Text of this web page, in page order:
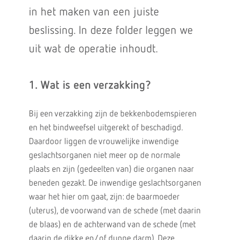
in het maken van een juiste
beslissing. In deze folder leggen we
uit wat de operatie inhoudt.
1. Wat is een verzakking?
Bij een verzakking zijn de bekkenbodemspieren
en het bindweefsel uitgerekt of beschadigd.
Daardoor liggen de vrouwelijke inwendige
geslachtsorganen niet meer op de normale
plaats en zijn (gedeelten van) die organen naar
beneden gezakt. De inwendige geslachtsorganen
waar het hier om gaat, zijn: de baarmoeder
(uterus), de voorwand van de schede (met daarin
de blaas) en de achterwand van de schede (met